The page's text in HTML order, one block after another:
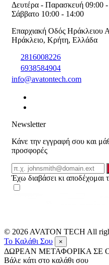
Δευτέρα - Παρασκευή 09:00
Σάββατο 10:00 - 14:00
Επαρχιακή Οδός Ηράκλειου
Ηράκλειο, Κρήτη, Ελλάδα
2816008226
6938584904
info@avatontech.com
Newsletter
Κάνε την εγγραφή σου και
προσφορές
Email
Έχω διαβάσει κι αποδέχομαι
© 2026 AVATON TECH All
Το Καλάθι Σου
×
ΔΩΡΕΑΝ ΜΕΤΑΦΟΡΙΚΑ ΣΕ
Βάλε κάτι στο καλάθι σου